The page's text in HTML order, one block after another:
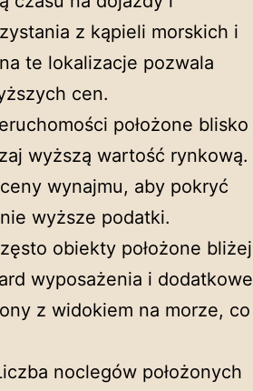
z kąpieli morskich i
te lokalizacje pozwala
cen.
położone blisko
wyższą wartość rynkową.
wynajmu, aby pokryć
wyższe podatki.
obiekty położone bliżej
wyposażenia i dodatkowe
z widokiem na morze, co
noclegów położonych